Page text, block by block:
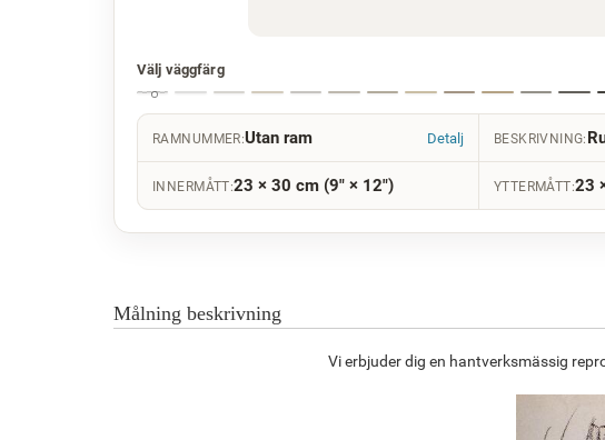
Välj väggfärg
RAMNUMMER:Utan ram Detalj BESKRIVNING:
INNERMÅTT:23 × 30 cm (9" × 12") YTTERMÅTT:23
Målning beskrivning
Vi erbjuder dig en hantverksmässig